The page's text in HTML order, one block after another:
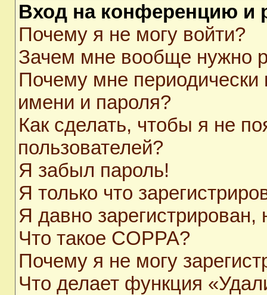
Вход на конференцию и
Почему я не могу войти?
Зачем мне вообще нужно
Почему мне периодически
имени и пароля?
Как сделать, чтобы я не
пользователей?
Я забыл пароль!
Я только что
Я давно
Что такое COPPA?
Почему я не могу
Что делает функция